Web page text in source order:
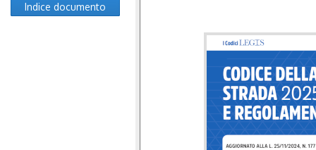
Indice documento